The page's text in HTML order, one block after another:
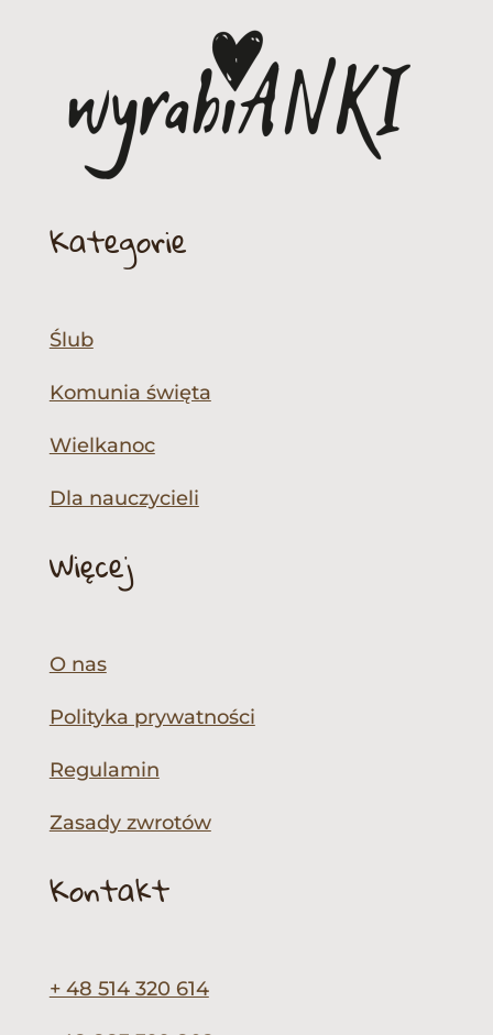
Kategorie
Ślub
Komunia święta
Wielkanoc
Dla nauczycieli
Więcej
O nas
Polityka prywatności
Regulamin
Zasady zwrotów
Kontakt
+ 48 514 320 614